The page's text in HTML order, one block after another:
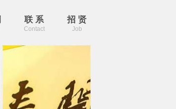
联 系
Contact
招 贤
Job